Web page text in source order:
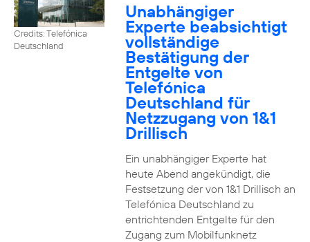
Credits: Telefónica
Deutschland
Unabhängiger
Experte beabsichtigt
vollständige
Bestätigung der
Entgelte von
Telefónica
Deutschland für
Netzzugang von 1&1
Drillisch
Ein unabhängiger Experte hat
heute Abend angekündigt, die
Festsetzung der von 1&1 Drillisch an
Telefónica Deutschland zu
entrichtenden Entgelte für den
Zugang zum Mobilfunknetz